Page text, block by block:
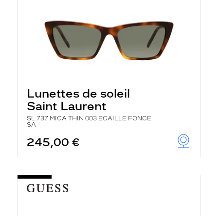
Lunettes de soleil
Saint Laurent
SL 737 MICA THIN 003 ECAILLE FONCE
SA
245,00 €